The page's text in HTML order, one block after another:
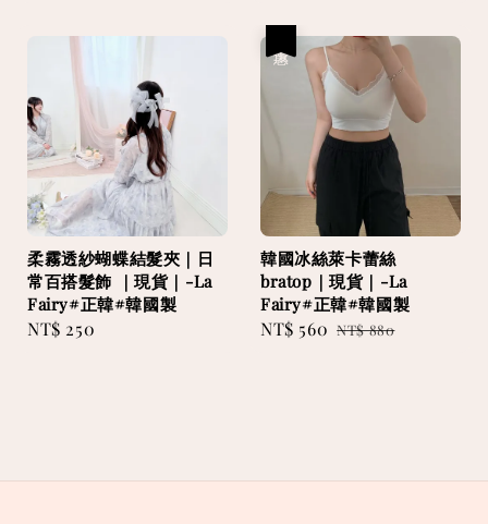
柔霧透紗蝴蝶結髮夾｜日
常百搭髮飾 ｜現貨｜-La
Fairy#正韓#韓國製
Regular
NT$ 250
韓國冰絲萊卡蕾絲
bratop｜現貨｜-La
Fairy#正韓#韓國製
Sale
NT$ 560 Regular
NT$ 880